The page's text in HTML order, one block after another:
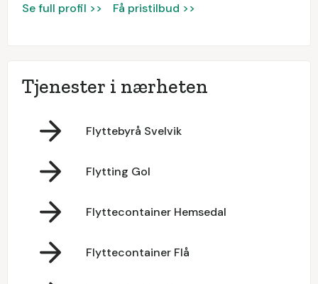
Se full profil >> Få pristilbud >>
Tjenester i nærheten
Flyttebyrå Svelvik
Flytting Gol
Flyttecontainer Hemsedal
Flyttecontainer Flå